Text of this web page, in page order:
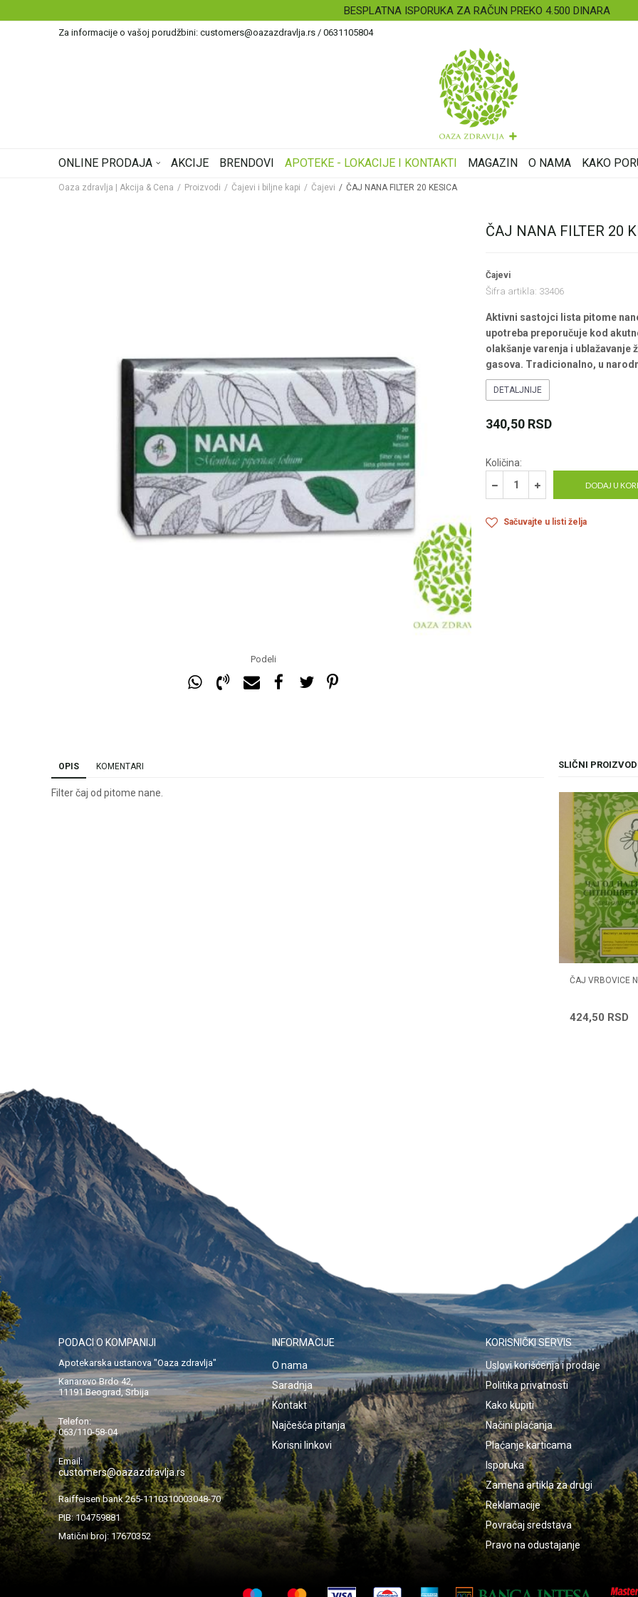
BESPLATNA ISPORUKA ZA RAČUN PREKO 4.500 DINARA
Za informacije o vašoj porudžbini: customers@oazazdravlja.rs / 0631105804
ONLINE PRODAJA AKCIJE BRENDOVI APOTEKE - LOKACIJE I KONTAKTI MAGAZIN O NAMA KAKO
Oaza zdravlja | Akcija & Cena Proizvodi Čajevi i biljne kapi Čajevi ČAJ NANA FILTER 20 KESICA
Podeli
ČAJ NANA FILTER 20
Čajevi
Šifra artikla: 33406
Aktivni sastojci lista pitome
upotreba preporučuje kod
olakšanje varenja i ublažavanje
gasova. Tradicionalno, u
DETALJNIJE
340,50 RSD
Količina:
DODAJ U
Sačuvajte u listi želja
OPIS KOMENTARI
Filter čaj od pitome nane.
SLIČNI
ČAJ VRBOVICE
424,50 RSD
PODACI O KOMPANIJI
Apotekarska ustanova "Oaza zdravlja"
Kanarevo Brdo 42,
11191 Beograd, Srbija
Telefon:
063/110-58-04
Email:
customers@oazazdravlja.rs
Raiffeisen bank 265-1110310003048-70
PIB: 104759881
Matični broj: 17670352
INFORMACIJE
O nama
Saradnja
Kontakt
Najčešća pitanja
Korisni linkovi
KORISNIČKI SERVIS
Uslovi korišćenja i prodaje
Politika privatnosti
Kako kupiti
Načini plaćanja
Plaćanje karticama
Isporuka
Zamena artikla za drugi
Reklamacije
Povraćaj sredstava
Pravo na odustajanje